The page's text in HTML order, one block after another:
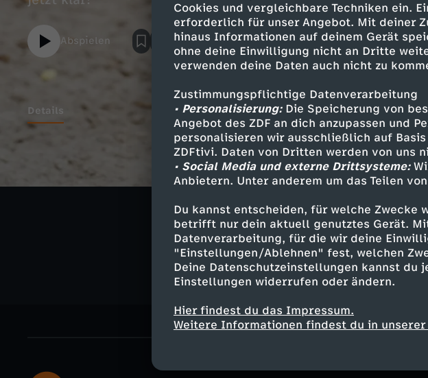
Cookies und vergleichbare Techniken ein.
erforderlich für unser Angebot. Mit deiner
hinaus Informationen auf deinem Gerät
ohne deine Einwilligung nicht an Dritte
verwenden deine Daten auch nicht zu
Zustimmungspflichtige Datenverarbeitung
• Personalisierung:Die Speicherung von
Angebot des ZDF an dich anzupassen und
personalisieren wir ausschließlich auf Basis
ZDFtivi. Daten von Dritten werden von uns
• Social Media und externe Drittsysteme:
Anbietern. Unter anderem um das Teilen
Du kannst entscheiden, für welche Zwecke
betrifft nur dein aktuell genutztes Gerät.
Datenverarbeitung, für die wir deine
"Einstellungen/Ablehnen" fest, welchen
Deine Datenschutzeinstellungen kannst
Einstellungen widerrufen oder ändern.
Hier findest du das Impressum.
Weitere Informationen findest du in
Abspielen
Details
Ähnliche Inhalte
Drama Serie abenteuerlich
ECHT friends